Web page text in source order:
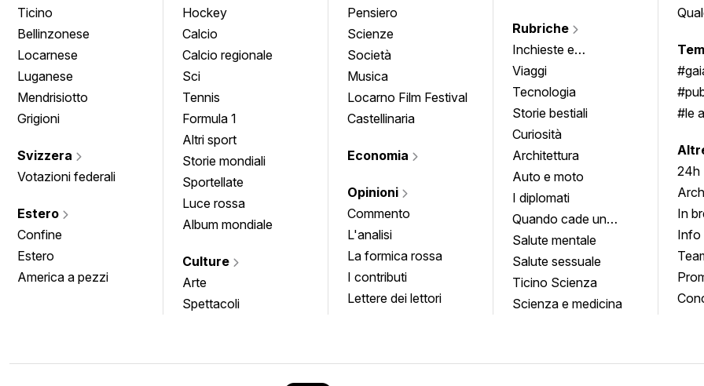
Ticino
Bellinzonese
Locarnese
Luganese
Mendrisiotto
Grigioni
Svizzera
Votazioni federali
Estero
Confine
Estero
America a pezzi
Hockey
Calcio
Calcio regionale
Sci
Tennis
Formula 1
Altri sport
Storie mondiali
Sportellate
Luce rossa
Album mondiale
Culture
Arte
Spettacoli
Pensiero
Scienze
Società
Musica
Locarno Film Festival
Castellinaria
Economia
Opinioni
Commento
L'analisi
La formica rossa
I contributi
Lettere dei lettori
Rubriche
Inchieste e
approfondimenti
Viaggi
Tecnologia
Storie bestiali
Curiosità
Architettura
Auto e moto
I diplomati
Quando cade un
quadro
Salute mentale
Salute sessuale
Ticino Scienza
Scienza e medicina
#le
24h
In
Info